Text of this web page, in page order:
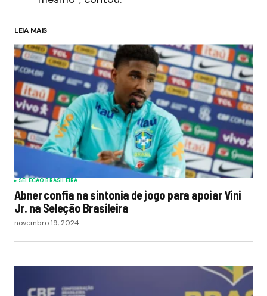
LEIA MAIS
SELECAO BRASILEIRA
Abner confia na sintonia de jogo para apoiar Vini
Jr. na Seleção Brasileira
novembro 19, 2024